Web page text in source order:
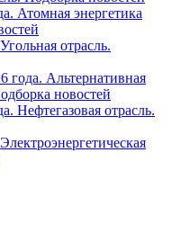
Атомная энергетика
отрасль.
года. Альтернативная
новостей
Нефтегазовая отрасль.